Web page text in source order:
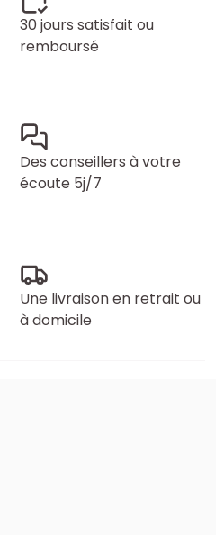
30 jours satisfait ou
remboursé
Des conseillers à votre
écoute 5j/7
Une livraison en retrait ou
à domicile